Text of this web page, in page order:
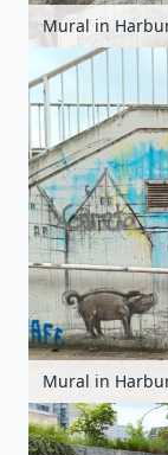
Mural in
Mural in